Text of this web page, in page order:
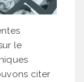
le
citer